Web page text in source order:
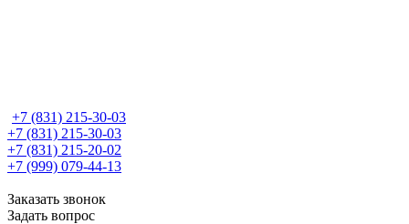
+7 (831) 215-30-03
+7 (831) 215-30-03
+7 (831) 215-20-02
+7 (999) 079-44-13
Заказать звонок
Задать вопрос